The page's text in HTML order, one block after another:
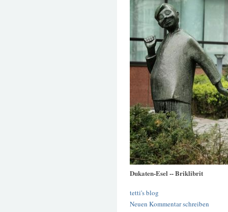
Dukaten-Esel -- Briklibrit
tetti's blog
Neuen Kommentar schreiben